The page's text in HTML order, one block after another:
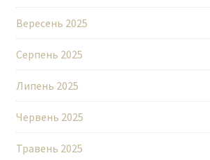
Вересень 2025
Серпень 2025
Липень 2025
Червень 2025
Травень 2025